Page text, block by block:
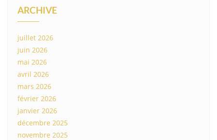
ARCHIVE
juillet 2026
juin 2026
mai 2026
avril 2026
mars 2026
février 2026
janvier 2026
décembre 2025
novembre 2025